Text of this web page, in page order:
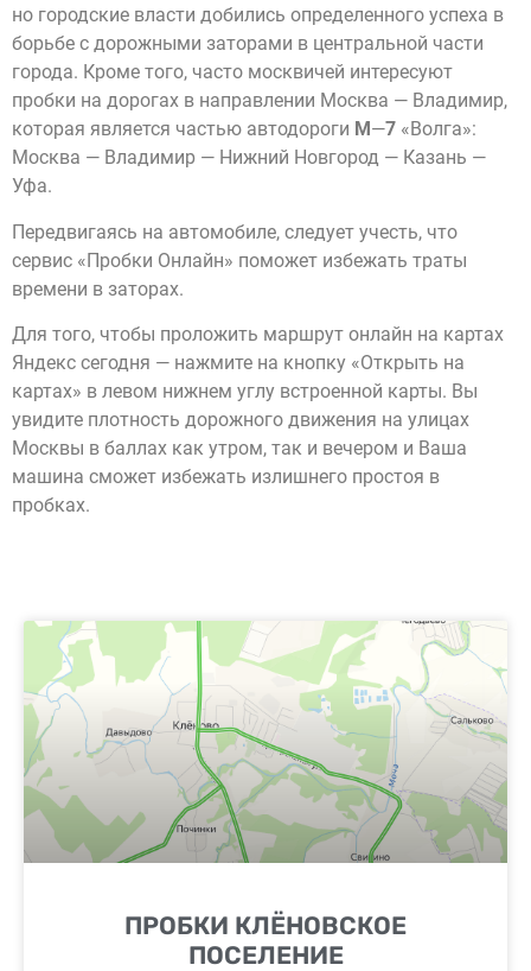
но городские власти добились определенного успеха в
борьбе с дорожными заторами в центральной части
города. Кроме того, часто москвичей интересуют
пробки на дорогах в направлении Москва — Владимир,
которая является частью автодороги М —7 «Волга»:
Москва — Владимир — Нижний Новгород — Казань —
Уфа.
Передвигаясь на автомобиле, следует учесть, что
сервис «Пробки Онлайн» поможет избежать траты
времени в заторах.
Для того, чтобы проложить маршрут онлайн на картах
Яндекс сегодня — нажмите на кнопку «Открыть на
картах» в левом нижнем углу встроенной карты. Вы
увидите плотность дорожного движения на улицах
Москвы в баллах как утром, так и вечером и Ваша
машина сможет избежать излишнего простоя в
пробках.
ПРОБКИ КЛЁНОВСКОЕ
ПОСЕЛЕНИЕ